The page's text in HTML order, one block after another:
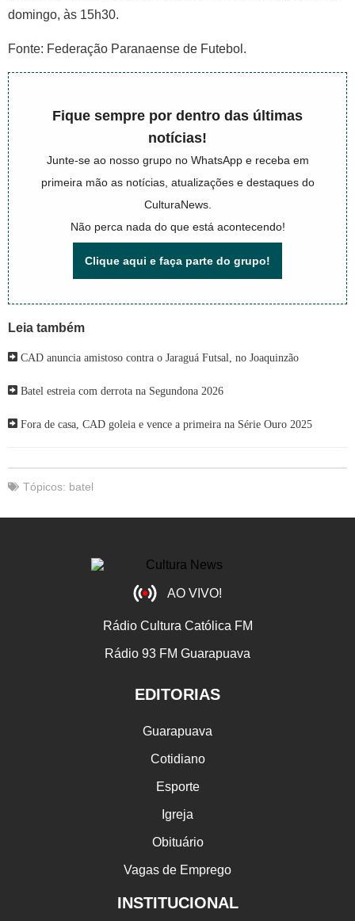
domingo, às 15h30.
Fonte: Federação Paranaense de Futebol.
Fique sempre por dentro das últimas
notícias!
Junte-se ao nosso grupo no WhatsApp e receba em
primeira mão as notícias, atualizações e destaques do
CulturaNews.
Não perca nada do que está acontecendo!
Clique aqui e faça parte do grupo!
Leia também
CAD anuncia amistoso contra o Jaraguá Futsal, no Joaquinzão
Batel estreia com derrota na Segundona 2026
Fora de casa, CAD goleia e vence a primeira na Série Ouro 2025
Tópicos: batel
AO VIVO!
Rádio Cultura Católica FM
Rádio 93 FM Guarapuava
EDITORIAS
Guarapuava
Cotidiano
Esporte
Igreja
Obituário
Vagas de Emprego
INSTITUCIONAL